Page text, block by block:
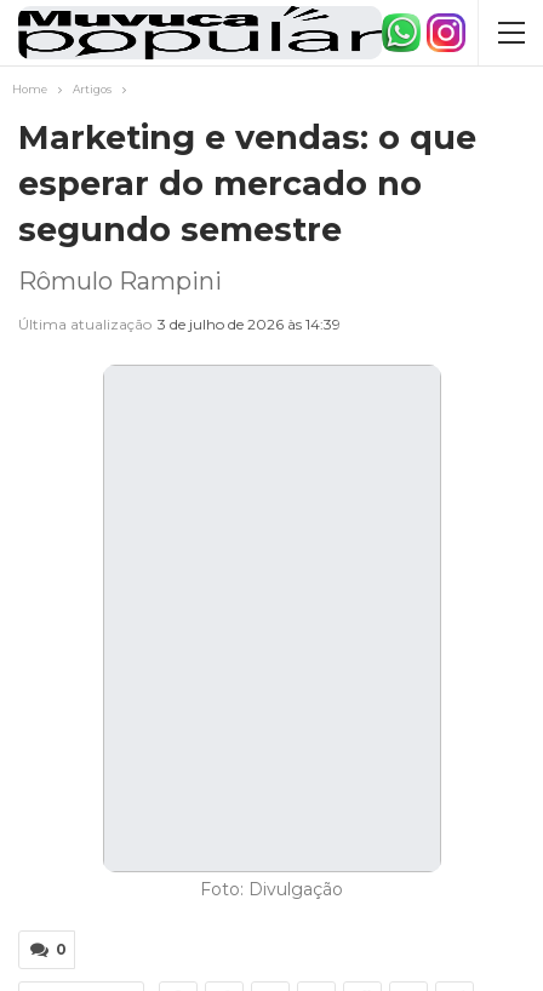
Home Artigos
Marketing e vendas: o que
esperar do mercado no
segundo semestre
Rômulo Rampini
Última atualização 3 de julho de 2026 às 14:39
Foto: Divulgação
0